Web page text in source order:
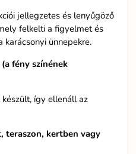
jellegzetes és lenyűgöző
felkelti a figyelmet és
ünnepekre.
(a fény színének
így ellenáll az
teraszon, kertben vagy